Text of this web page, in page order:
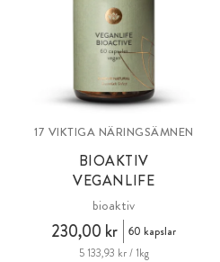
17 VIKTIGA NÄRINGSÄMNEN
BIOAKTIV
VEGANLIFE
bioaktiv
230,00 kr
60 kapslar
5 133,93 kr / 1kg